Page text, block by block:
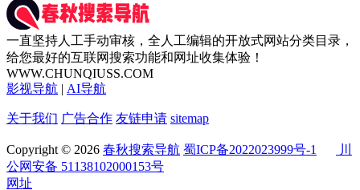
一直坚持人工手动审核，全人工编辑的开放式网站分类目录，
给您最好的互联网搜索功能和网址收集体验！
WWW.CHUNQIUSS.COM
影视导航 | AI导航
关于我们 广告合作 友链申请 sitemap
Copyright © 2026 春秋搜索导航 蜀ICP备2022023999号-1
川
公网安备 51138102000153号
网址